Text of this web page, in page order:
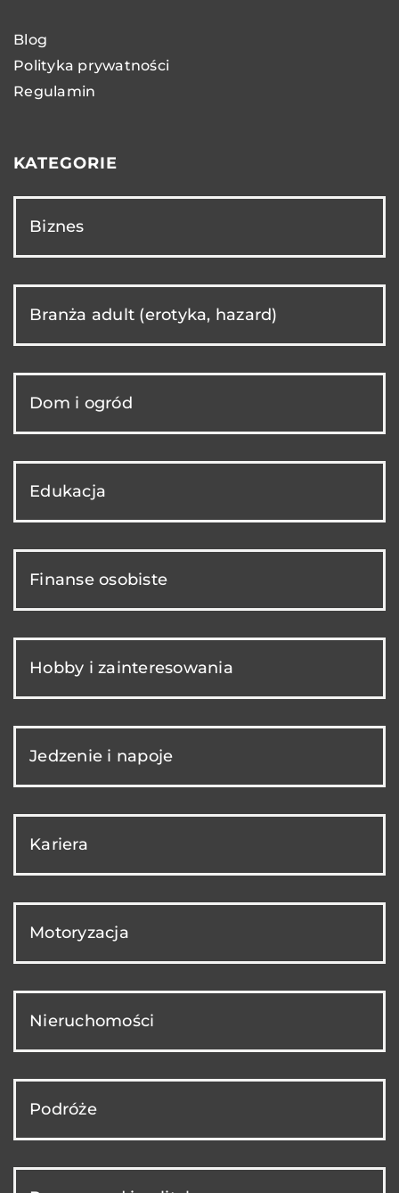
Blog
Polityka prywatności
Regulamin
KATEGORIE
Biznes
Branża adult (erotyka, hazard)
Dom i ogród
Edukacja
Finanse osobiste
Hobby i zainteresowania
Jedzenie i napoje
Kariera
Motoryzacja
Nieruchomości
Podróże